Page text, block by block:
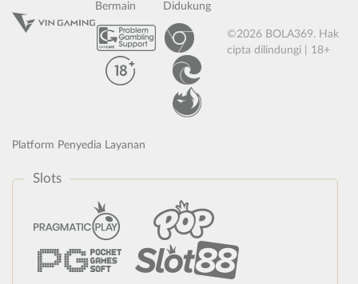
Bermain
Didukung
©2026 BOLA369. Hak
cipta dilindungi | 18+
Platform Penyedia Layanan
Slots